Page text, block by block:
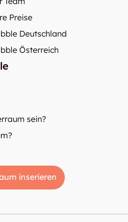
Preise
Deutschland
Österreich
sein?
inserieren